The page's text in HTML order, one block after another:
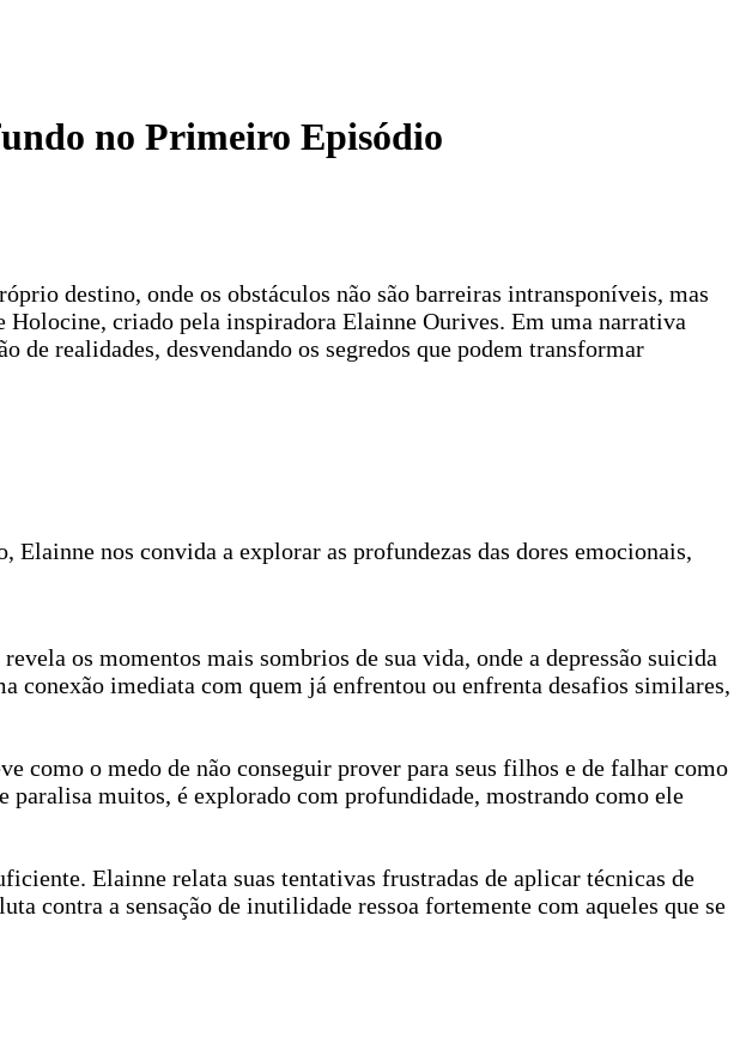
no Primeiro Episódio
destino, onde os obstáculos não são barreiras intransponíveis, mas
Holocine, criado pela inspiradora Elainne Ourives. Em uma narrativa
realidades, desvendando os segredos que podem transformar
nos convida a explorar as profundezas das dores emocionais,
os momentos mais sombrios de sua vida, onde a depressão suicida
conexão imediata com quem já enfrentou ou enfrenta desafios similares,
como o medo de não conseguir prover para seus filhos e de falhar como
paralisa muitos, é explorado com profundidade, mostrando como ele
Elainne relata suas tentativas frustradas de aplicar técnicas de
contra a sensação de inutilidade ressoa fortemente com aqueles que se